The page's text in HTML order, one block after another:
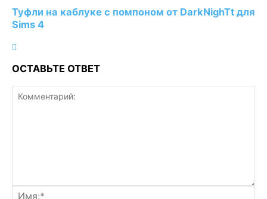
Туфли на каблуке с помпоном от DarkNighTt для
Sims 4
ОСТАВЬТЕ ОТВЕТ